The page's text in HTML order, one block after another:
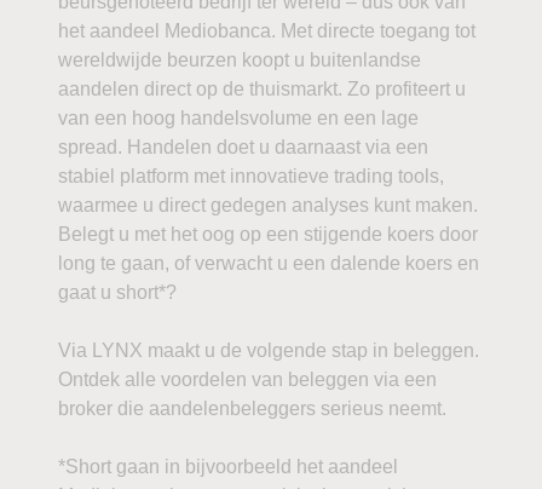
het aandeel Mediobanca. Met directe toegang tot
wereldwijde beurzen koopt u buitenlandse
aandelen direct op de thuismarkt. Zo profiteert u
van een hoog handelsvolume en een lage
spread. Handelen doet u daarnaast via een
stabiel platform met innovatieve trading tools,
waarmee u direct gedegen analyses kunt maken.
Belegt u met het oog op een stijgende koers door
long te gaan, of verwacht u een dalende koers en
gaat u short*?
Via LYNX maakt u de volgende stap in beleggen.
Ontdek alle voordelen van beleggen via een
broker die aandelenbeleggers serieus neemt.
*Short gaan in bijvoorbeeld het aandeel